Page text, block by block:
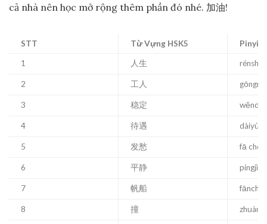
cả nhà nên học mở rộng thêm phần đó nhé. 加油!
STT Từ Vựng HSK5 Pinyin
1 人生
2 工人
3 稳定
4 待遇 dàiyù
5 发愁 fā chóu
6 平静 píngjìng
7 帆船
8 撞 zhuàng